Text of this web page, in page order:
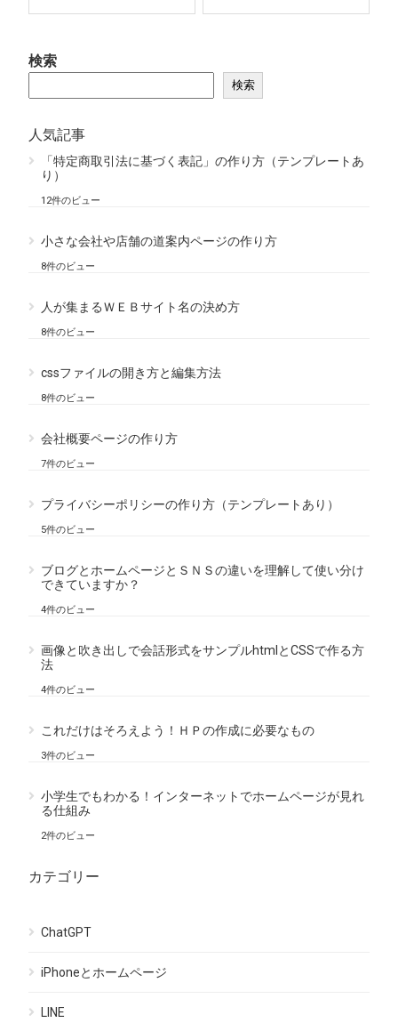
検索
検索
人気記事
「特定商取引法に基づく表記」の作り方（テンプレートあ
り）
12件のビュー
小さな会社や店舗の道案内ページの作り方
8件のビュー
人が集まるＷＥＢサイト名の決め方
8件のビュー
cssファイルの開き方と編集方法
8件のビュー
会社概要ページの作り方
7件のビュー
プライバシーポリシーの作り方（テンプレートあり）
5件のビュー
ブログとホームページとＳＮＳの違いを理解して使い分け
できていますか？
4件のビュー
画像と吹き出しで会話形式をサンプルhtmlとCSSで作る方
法
4件のビュー
これだけはそろえよう！ＨＰの作成に必要なもの
3件のビュー
小学生でもわかる！インターネットでホームページが見れ
る仕組み
2件のビュー
カテゴリー
ChatGPT
iPhoneとホームページ
LINE